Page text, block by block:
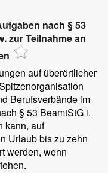
nach § 53
zur Teilnahme an
auf überörtlicher
Berufsverbände im
§ 53 BeamtStG i.
kann, auf
Urlaub bis zu zehn
werden, wenn